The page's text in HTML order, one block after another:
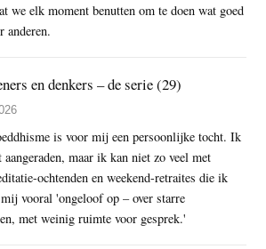
we elk moment benutten om te doen wat goed
anderen.
en denkers – de serie (29)
is voor mij een persoonlijke tocht. Ik
maar ik kan niet zo veel met
ochtenden en weekend-retraites die ik
vooral 'ongeloof op – over starre
met weinig ruimte voor gesprek.'